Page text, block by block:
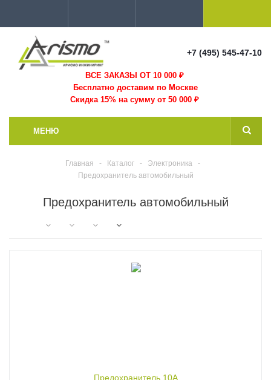
+7 (495) 545-47-10
ВСЕ ЗАКАЗЫ ОТ 10 000₽
Бесплатно доставим по Москве
Скидка 15% на сумму от 50 000 ₽
МЕНЮ
Главная - Каталог - Электроника
-
Предохранитель автомобильный
Предохранитель автомобильный
Предохранитель 10А